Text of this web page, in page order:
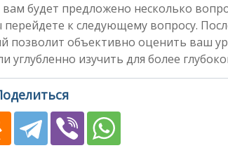
будет предложено несколько
к следующему вопросу.
позволит объективно оценить ваш
изучить для более